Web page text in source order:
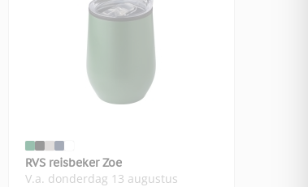
RVS reisbeker Zoe
V.a. donderdag 13 augustus